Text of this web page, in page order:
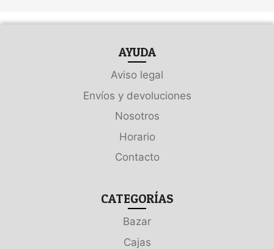
AYUDA
Aviso legal
Envíos y devoluciones
Nosotros
Horario
Contacto
CATEGORÍAS
Bazar
Cajas